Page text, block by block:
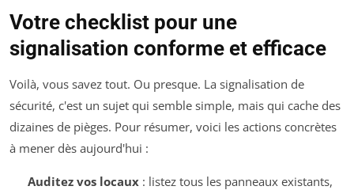
Votre checklist pour une
signalisation conforme et efficace
Voilà, vous savez tout. Ou presque. La signalisation de
sécurité, c'est un sujet qui semble simple, mais qui cache des
dizaines de pièges. Pour résumer, voici les actions concrètes
à mener dès aujourd'hui :
Auditez vos locaux: listez tous les panneaux existants,